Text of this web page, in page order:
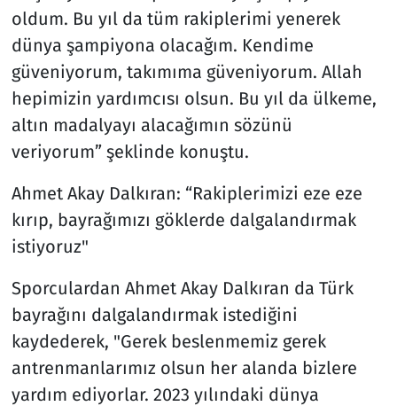
oldum. Bu yıl da tüm rakiplerimi yenerek
dünya şampiyona olacağım. Kendime
güveniyorum, takımıma güveniyorum. Allah
hepimizin yardımcısı olsun. Bu yıl da ülkeme,
altın madalyayı alacağımın sözünü
veriyorum” şeklinde konuştu.
Ahmet Akay Dalkıran: “Rakiplerimizi eze eze
kırıp, bayrağımızı göklerde dalgalandırmak
istiyoruz"
Sporculardan Ahmet Akay Dalkıran da Türk
bayrağını dalgalandırmak istediğini
kaydederek, "Gerek beslenmemiz gerek
antrenmanlarımız olsun her alanda bizlere
yardım ediyorlar. 2023 yılındaki dünya